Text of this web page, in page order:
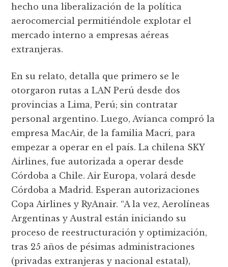
hecho una liberalización de la política
aerocomercial permitiéndole explotar el
mercado interno a empresas aéreas
extranjeras.
En su relato, detalla que primero se le
otorgaron rutas a LAN Perú desde dos
provincias a Lima, Perú; sin contratar
personal argentino. Luego, Avianca compró la
empresa MacAir, de la familia Macri, para
empezar a operar en el país. La chilena SKY
Airlines, fue autorizada a operar desde
Córdoba a Chile. Air Europa, volará desde
Córdoba a Madrid. Esperan autorizaciones
Copa Airlines y RyAnair. “A la vez, Aerolíneas
Argentinas y Austral están iniciando su
proceso de reestructuración y optimización,
tras 25 años de pésimas administraciones
(privadas extranjeras y nacional estatal),